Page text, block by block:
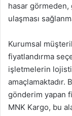
hasar
ulaşması
Kurumsal
fiyatlandırma
işletmelerin
amaçlamaktadır.
gönderim yapan
MNK Kargo, bu